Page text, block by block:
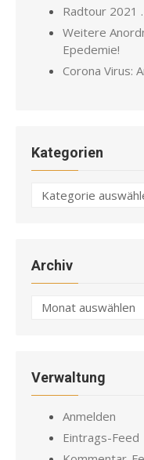
Radtour 2021
Weitere
Epedemie!
Corona Virus:
Kategorien
Kategorien
Archiv
Archiv
Verwaltung
Anmelden
Eintrags-Feed